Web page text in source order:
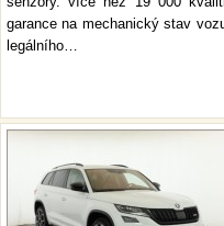
garance na mechanický stav
legálního…